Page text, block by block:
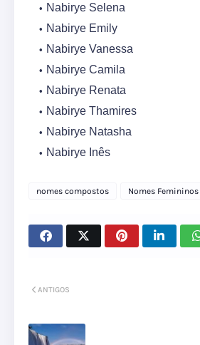
Nabirye Selena
Nabirye Emily
Nabirye Vanessa
Nabirye Camila
Nabirye Renata
Nabirye Thamires
Nabirye Natasha
Nabirye Inês
nomes compostos Nomes Femininos
ANTIGOS